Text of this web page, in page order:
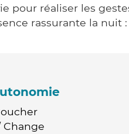
pour réaliser les
rassurante la nuit :
Change